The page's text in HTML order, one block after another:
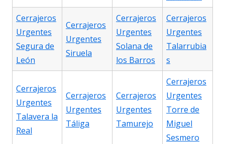
Cerrajeros
Urgentes
Segura de
León
Cerrajeros
Urgentes
Siruela
Cerrajeros
Urgentes
Solana de
los Barros
Cerrajeros
Urgentes
Talarrubia
s
Cerrajeros
Urgentes
Talavera la
Real
Cerrajeros
Urgentes
Táliga
Cerrajeros
Urgentes
Tamurejo
Cerrajeros
Urgentes
Torre de
Miguel
Sesmero